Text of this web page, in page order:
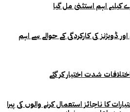
کیلیے اہم استثنیٰ مل گیا
ڈویژنز کی کارکردگی کے حوالے سے اہم
شدت اختیار کر گئے
کا ناجائز استعمال کرنے والوں کی پیرا